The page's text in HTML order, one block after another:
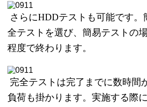
さらにHDDテストも可能です。
全テストを選び、 簡易テストの
程度で終わります。
完全テストは完了までに数時間
負荷も掛かります。 実施する際